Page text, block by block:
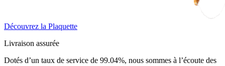
Découvrez la Plaquette
Livraison assurée
Dotés d’un taux de service de 99.04%, nous sommes à l’écoute des